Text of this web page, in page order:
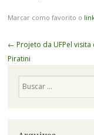
Marcar como favorito o
Navegação
de
← Projeto da UFPel
Piratini